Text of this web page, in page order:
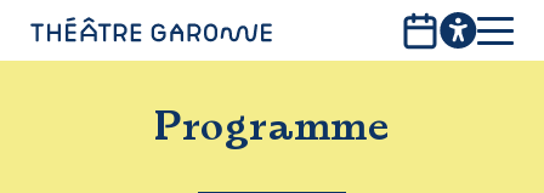
PROGRAMME
INFOS PRATIQUES
Programme